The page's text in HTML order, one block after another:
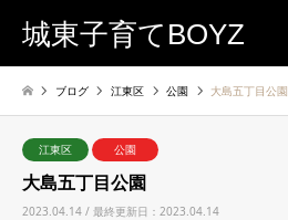
城東子育てBOYZ
ブログ 江東区 公園 大島五丁目公園
江東区 公園
大島五丁目公園
2023.04.14 / 最終更新日：2023.04.14